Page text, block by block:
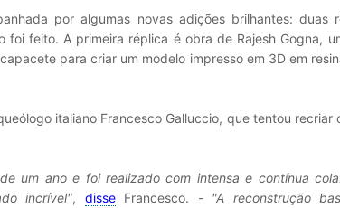
por algumas novas adições brilhantes: duas
feito. A primeira réplica é obra de Rajesh Gogna,
para criar um modelo impresso em 3D em
italiano Francesco Galluccio, que tentou
um ano e foi realizado com intensa e contínua
incrível", disseFrancesco. - "A reconstrução